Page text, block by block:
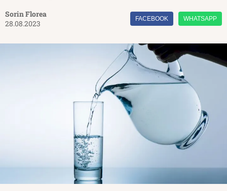
Sorin Florea
28.08.2023
FACEBOOK WHATSAPP